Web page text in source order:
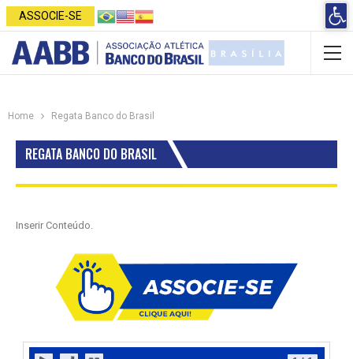
ASSOCIE-SE
Home Regata Banco do Brasil
REGATA BANCO DO BRASIL
Inserir Conteúdo.